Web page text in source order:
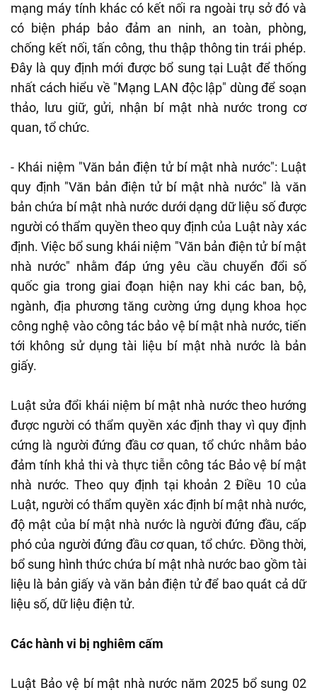
mạng máy tính khác có kết nối ra ngoài trụ sở đó và
có biện pháp bảo đảm an ninh, an toàn, phòng,
chống kết nối, tấn công, thu thập thông tin trái phép.
Đây là quy định mới được bổ sung tại Luật để thống
nhất cách hiểu về "Mạng LAN độc lập" dùng để soạn
thảo, lưu giữ, gửi, nhận bí mật nhà nước trong cơ
quan, tổ chức.
- Khái niệm "Văn bản điện tử bí mật nhà nước": Luật
quy định "Văn bản điện tử bí mật nhà nước" là văn
bản chứa bí mật nhà nước dưới dạng dữ liệu số được
người có thẩm quyền theo quy định của Luật này xác
định. Việc bổ sung khái niệm "Văn bản điện tử bí mật
nhà nước" nhằm đáp ứng yêu cầu chuyển đổi số
quốc gia trong giai đoạn hiện nay khi các ban, bộ,
ngành, địa phương tăng cường ứng dụng khoa học
công nghệ vào công tác bảo vệ bí mật nhà nước, tiến
tới không sử dụng tài liệu bí mật nhà nước là bản
giấy.
Luật sửa đổi khái niệm bí mật nhà nước theo hướng
được người có thẩm quyền xác định thay vì quy định
cứng là người đứng đầu cơ quan, tổ chức nhằm bảo
đảm tính khả thi và thực tiễn công tác Bảo vệ bí mật
nhà nước. Theo quy định tại khoản 2 Điều 10 của
Luật, người có thẩm quyền xác định bí mật nhà nước,
độ mật của bí mật nhà nước là người đứng đầu, cấp
phó của người đứng đầu cơ quan, tổ chức. Đồng thời,
bổ sung hình thức chứa bí mật nhà nước bao gồm tài
liệu là bản giấy và văn bản điện tử để bao quát cả dữ
liệu số, dữ liệu điện tử.
Các hành vi bị nghiêm cấm
Luật Bảo vệ bí mật nhà nước năm 2025 bổ sung 02